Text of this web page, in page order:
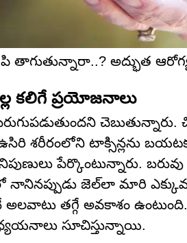
తాగుతున్నారా..? అద్భుత
కలిగే ప్రయోజనాలు
శరీరంలోని టాక్సిన్లను
పేర్కొంటున్నారు.
జెల్‌లా మారి
తగ్గే అవకాశం
సూచిస్తున్నాయి.